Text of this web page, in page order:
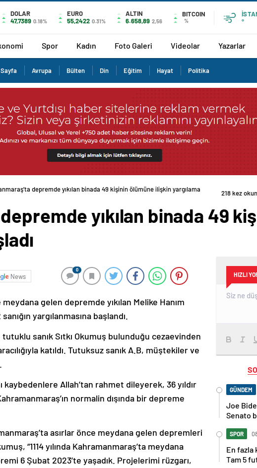
DOLAR
47,7389 0.18%
EURO
55,2422 0.31%
ALTIN
6.658,89 2,56
BITCOIN
%
°
Spor Kadın Foto Galeri Videolar Yazarlar
Avrupa Bülten Din Eğitim Hayat Politika
depremde yıkılan binada 49 kişinin ölümüne ilişkin yargılama
218 kez
yıkılan binada 49
News
0
gelen depremde yıkılan Melike Hanım
yargılanmasına başlandı.
sanık Sıtkı Okumuş bulunduğu cezaevinden
katıldı. Tutuksuz sanık A.B, müştekiler ve
kaybedenlere Allah’tan rahmet dileyerek, 36 yıldır
normalin dışında bir depreme
asırlar önce meydana gelen depremleri
“1114 yılında Kahramanmaraş’ta meydana
6 Şubat 2023’te yaşadık. Projelerimi rüzgarı,
HIZLI
GÜNDEM
Joe
Senato
SPOR
En fazla
Tam 5